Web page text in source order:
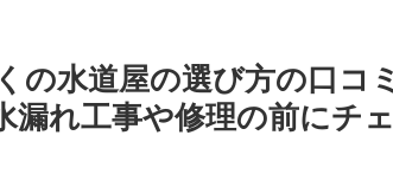
の水道屋の選び方の口コ
漏れ工事や修理の前にチ